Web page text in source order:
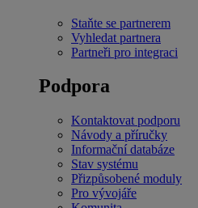
Staňte se partnerem
Vyhledat partnera
Partneři pro integraci
Podpora
Kontaktovat podporu
Návody a příručky
Informační databáze
Stav systému
Přizpůsobené moduly
Pro vývojáře